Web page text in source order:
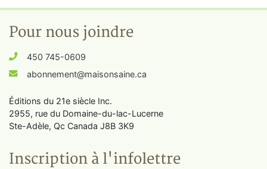
Pour nous joindre
450 745-0609
abonnement@maisonsaine.ca
Éditions du 21e siècle Inc.
2955, rue du Domaine-du-lac-Lucerne
Ste-Adèle, Qc Canada J8B 3K9
Inscription à l'infolettre